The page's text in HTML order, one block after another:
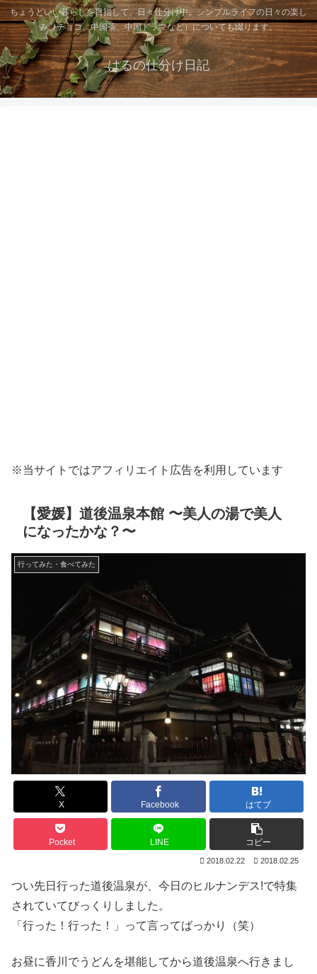
ちょうどいい暮らしを目指して、日々仕分け中。シンプルライフの日々の楽し
み（チョコ、中国茶、中国ドラマなど）についても綴ります。
はるの仕分け日記
※当サイトではアフィリエイト広告を利用しています
【愛媛】道後温泉本館 〜美人の湯で美人
になったかな？〜
行ってみた・食べてみた
X Facebook はてブ
Pocket LINE コピー
2018.02.22 2018.02.25
つい先日行った道後温泉が、今日のヒルナンデス!で特集
されていてびっくりしました。
「行った！行った！」って言ってばっかり（笑）
お昼に香川でうどんを堪能してから道後温泉へ行きまし